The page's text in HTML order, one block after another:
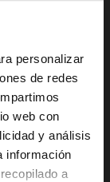
personalizar
de redes
web con
y análisis
información
a
de
el 20 de
Cliente